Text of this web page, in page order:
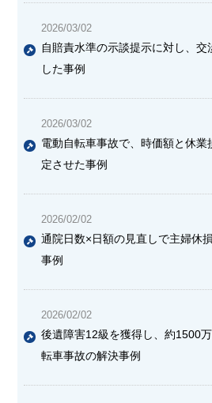
2026/03/02
自賠責水準の示談提示に対し、
した事例
2026/03/02
電動自転車事故で、時価額と休
定させた事例
2026/02/02
通院日数×日額の見直しで主婦休
事例
2026/02/02
後遺障害12級を獲得し、約1500
転車事故の解決事例